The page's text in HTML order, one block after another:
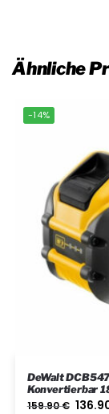
Ähnliche
-14%
DeWalt
Konvertierbar
Batterie
159.90€